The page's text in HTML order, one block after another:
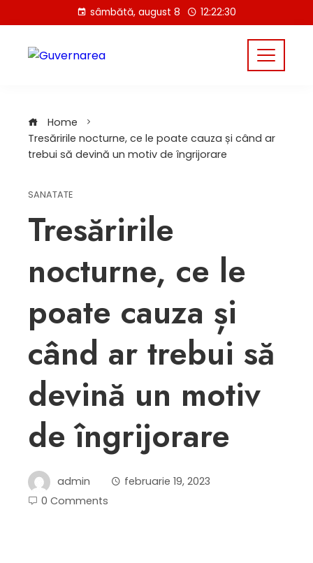
to
content
sâmbătă, august 8 12:22:30
Home
Tresăririle nocturne, ce le poate cauza și când ar
trebui să devină un motiv de îngrijorare
SANATATE
Tresăririle
nocturne, ce le
poate cauza și
când ar trebui să
devină un motiv
de îngrijorare
admin
februarie 19, 2023
0 Comments